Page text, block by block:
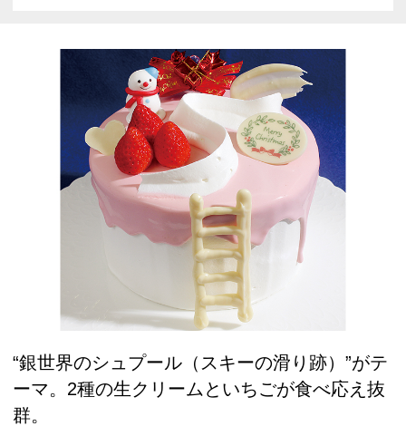
“銀世界のシュプール（スキーの滑り跡）”がテ
ーマ。2種の生クリームといちごが食べ応え抜
群。